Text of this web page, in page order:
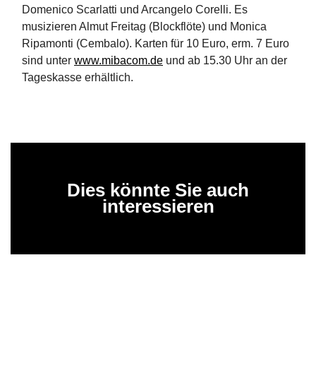
Domenico Scarlatti und Arcangelo Corelli. Es
musizieren Almut Freitag (Blockflöte) und Monica
Ripamonti (Cembalo). Karten für 10 Euro, erm. 7 Euro
sind unter www.mibacom.de und ab 15.30 Uhr an der
Tageskasse erhältlich.
Dies könnte Sie auch
interessieren